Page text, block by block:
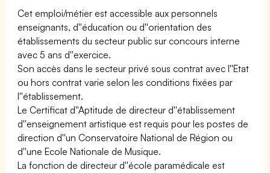
Cet emploi/métier est accessible aux personnels
enseignants, d''éducation ou d''orientation des
établissements du secteur public sur concours interne
avec 5 ans d''exercice.
Son accès dans le secteur privé sous contrat avec l''Etat
ou hors contrat varie selon les conditions fixées par
l''établissement.
Le Certificat d''Aptitude de directeur d''établissement
d''enseignement artistique est requis pour les postes de
direction d''un Conservatoire National de Région ou
d''une Ecole Nationale de Musique.
La fonction de directeur d''école paramédicale est